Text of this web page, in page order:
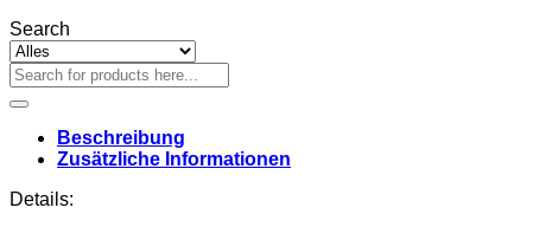
Search
Suchen
nach:
Beschreibung
Zusätzliche Informationen
Details: